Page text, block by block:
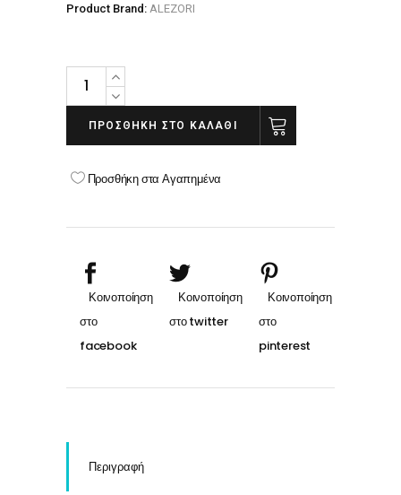
Product Brand: ALEZORI
ALEZORI
BUILDER
MEDIUM
ΠΡΟΣΘΉΚΗ ΣΤΟ ΚΑΛΆΘΙ
Προσθήκη στα Αγαπημένα
Περιγραφή